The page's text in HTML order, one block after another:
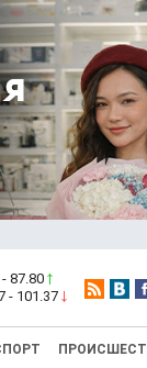
87.80
- 101.37